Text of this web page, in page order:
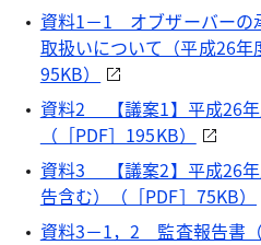
資料1－1 オブザーバーの
取扱いについて（平成26年
95KB）
資料2 【議案1】平成26年
（［PDF］195KB）
資料3 【議案2】平成26年
告含む）（［PDF］75KB）
資料3－1，2 監査報告書（